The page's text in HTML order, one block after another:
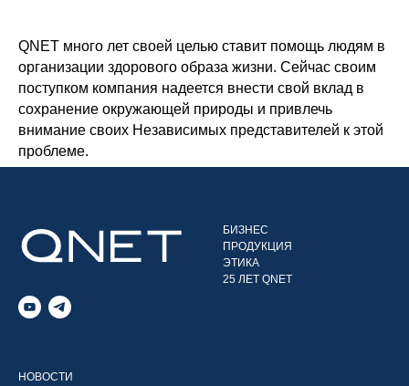
QNET много лет своей целью ставит помощь людям в
организации здорового образа жизни. Сейчас своим
поступком компания надеется внести свой вклад в
сохранение окружающей природы и привлечь
внимание своих Независимых представителей к этой
проблеме.
БИЗНЕС
ПРОДУКЦИЯ
ЭТИКА
25 ЛЕТ QNET
НОВОСТИ